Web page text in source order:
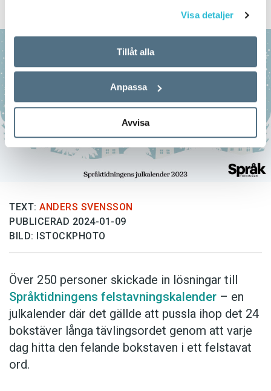
Visa detaljer
Tillåt alla
Anpassa
Avvisa
TEXT: ANDERS SVENSSON
PUBLICERAD 2024-01-09
BILD: ISTOCKPHOTO
Över 250 personer skickade in lösningar till
Språktidningens felstavningskalender – en
julkalender där det gällde att pussla ihop det 24
bokstäver långa tävlingsordet genom att varje
dag hitta den felande bokstaven i ett felstavat
ord.